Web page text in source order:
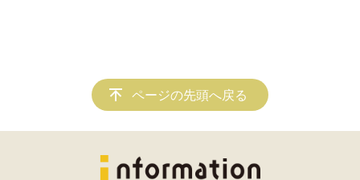
ページの先頭へ戻る